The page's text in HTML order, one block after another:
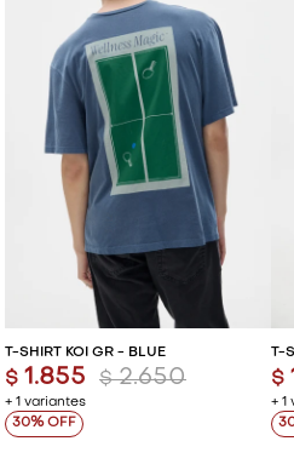
T-SHIRT KOI GR - BLUE
+ 1 variantes
$ 1.855 $ 2.650
30
T-
+ 1
$